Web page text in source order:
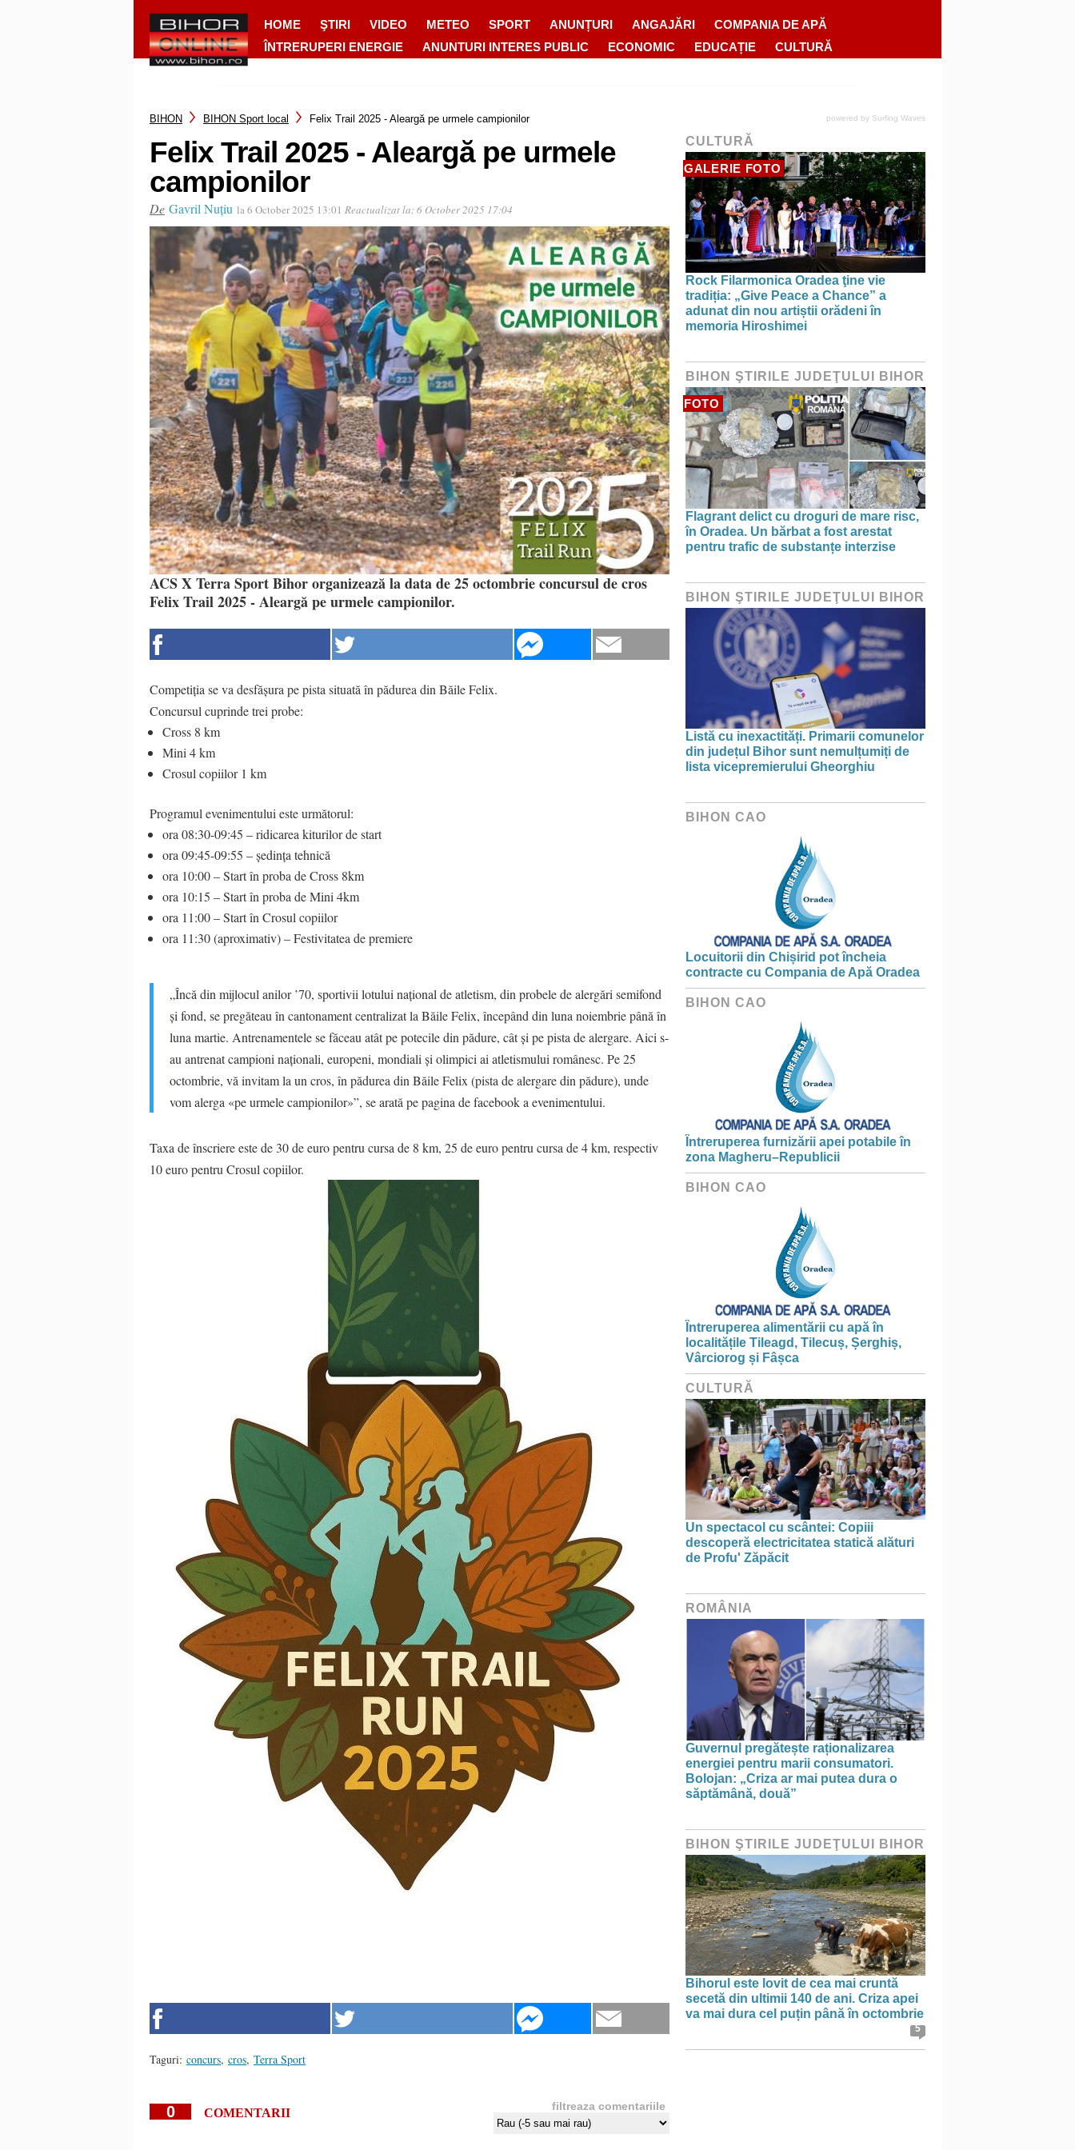
HOME ŞTIRI VIDEO METEO SPORT ANUNȚURI ANGAJĂRI
COMPANIA DE APĂ
ÎNTRERUPERI ENERGIE
ANUNTURI INTERES PUBLIC ECONOMIC EDUCAȚIE CULTURĂ
BIHON BIHON Sport local Felix Trail 2025 - Aleargă pe urmele campionilor
Felix Trail 2025 - Aleargă pe urmele
campionilor
De Gavril Nuțiu la 6 October 2025 13:01 Reactualizat la:6 October 2025 17:04
ACS X Terra Sport Bihor organizează la data de 25 octombrie concursul de cros
Felix Trail 2025 - Aleargă pe urmele campionilor.
Competiția se va desfășura pe pista situată în pădurea din Băile Felix.
Concursul cuprinde trei probe:
Cross 8 km
Mini 4 km
Crosul copiilor 1 km
Programul evenimentului este următorul:
ora 08:30-09:45 – ridicarea kiturilor de start
ora 09:45-09:55 – ședința tehnică
ora 10:00 – Start în proba de Cross 8km
ora 10:15 – Start în proba de Mini 4km
ora 11:00 – Start în Crosul copiilor
ora 11:30 (aproximativ) – Festivitatea de premiere
„Încă din mijlocul anilor ’70, sportivii lotului național de atletism, din probele de alergări semifond
și fond, se pregăteau în cantonament centralizat la Băile Felix, începând din luna noiembrie până în
luna martie. Antrenamentele se făceau atât pe potecile din pădure, cât și pe pista de alergare. Aici s-
au antrenat campioni naționali, europeni, mondiali și olimpici ai atletismului românesc. Pe 25
octombrie, vă invitam la un cros, în pădurea din Băile Felix (pista de alergare din pădure), unde
vom alerga «pe urmele campionilor»”, se arată pe pagina de facebook a evenimentului.
Taxa de înscriere este de 30 de euro pentru cursa de 8 km, 25 de euro pentru cursa de 4 km, respectiv
10 euro pentru Crosul copiilor.
Taguri: concurs, cros, Terra Sport
0 COMENTARII filtreaza comentariile
powered by Surfing Waves
CULTURĂ
GALERIE FOTO
Rock Filarmonica Oradea ţine vie
tradiția: „Give Peace a Chance” a
adunat din nou artiștii orădeni în
memoria Hiroshimei
BIHON ŞTIRILE JUDEŢULUI BIHOR
FOTO
Flagrant delict cu droguri de mare risc,
în Oradea. Un bărbat a fost arestat
pentru trafic de substanțe interzise
BIHON ŞTIRILE JUDEŢULUI BIHOR
Listă cu inexactități. Primarii comunelor
din județul Bihor sunt nemulțumiți de
lista vicepremierului Gheorghiu
BIHON CAO
Locuitorii din Chișirid pot încheia
contracte cu Compania de Apă Oradea
BIHON CAO
Întreruperea furnizării apei potabile în
zona Magheru–Republicii
BIHON CAO
Întreruperea alimentării cu apă în
localitățile Tileagd, Tilecuș, Șerghiș,
Vârciorog și Fâșca
CULTURĂ
Un spectacol cu scântei: Copiii
descoperă electricitatea statică alături
de Profu' Zăpăcit
ROMÂNIA
Guvernul pregătește raționalizarea
energiei pentru marii consumatori.
Bolojan: „Criza ar mai putea dura o
săptămână, două”
BIHON ŞTIRILE JUDEŢULUI BIHOR
Bihorul este lovit de cea mai cruntă
secetă din ultimii 140 de ani. Criza apei
va mai dura cel puțin până în octombrie
5